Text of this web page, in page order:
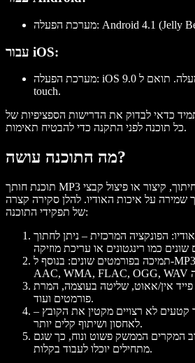
עבור iOS:
מערכת הפעלה: iOS 9.0 ומעלה. תואם ל-iPhone, iPad ו-iPod
touch.
תמיד כדאי לבדוק את הדרישות הספציפיות של
כל תוכנה לפני התקנה כדי להבטיח תאימות.
מה התוכנה עושה?
תוכנת חותך MP3 משמשת בעיקר לחיתוך, קיצור או פיצול קבצי MP3
שמירה על איכות האודיו. להלן סקירה קצרה
של תפקידי התוכנה:
: הפונקציה המרכזית – ניתן לחתוך
תמיכה בפורמטים שונים: בנוסף ל-MP3, התוכנה לרוב תומכת ב-
פייד אין/אאוט, שליטה בעוצמה, המרת
פורמטים ועוד.
קטעים לא רצויים מקטין את הקובץ –
לאחסון ושיתוף קלים יותר.
המקרים הממשק פשוט ונוח, כך שגם
מתחילים יוכלו לעבוד בקלות.